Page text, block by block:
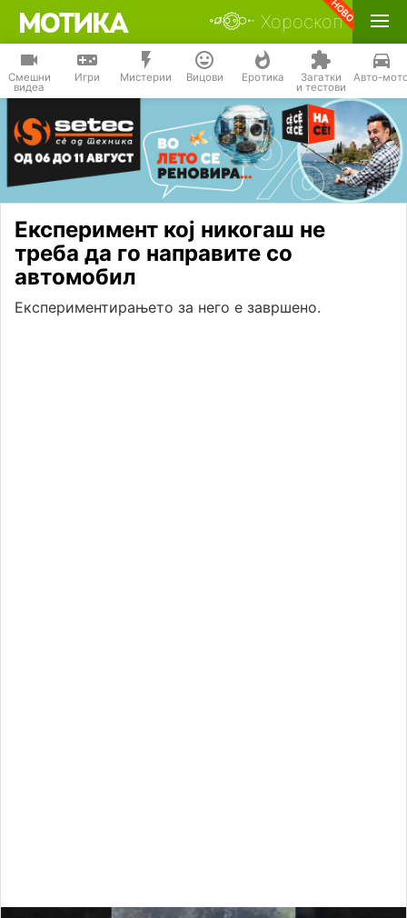
Хороскоп
Смешни
видеа
Игри Мистерии Вицови Еротика Загатки
и тестови
Авто-
Експеримент кој никогаш не
треба да го направите со
автомобил
Експериментирањето за него е завршено.